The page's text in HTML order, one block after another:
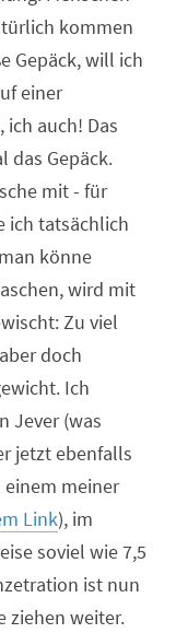
kommen
Gepäck, will ich
einer
auch! Das
das Gepäck.
mit - für
ich tatsächlich
könne
wird mit
Zu viel
doch
Ich
Jever (was
jetzt ebenfalls
meiner
Link), im
soviel wie 7,5
ist nun
ziehen weiter.